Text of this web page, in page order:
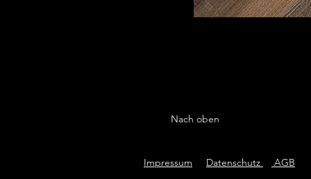
Nach oben
Impressum Datenschutz AGB